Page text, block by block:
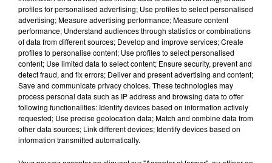
gabe-gottes
Tarifs : 10 euros / adulte, 8 euros / enfant (- de 15 ans)
A partir de 5 ans
Mine St-Louis Eisenthür: Exceptionnelle mine d'argent du
XVIe siècle, au réseau incroyable, cette mine est "la plus
belle mine d'argent de la Renaissance en Europe" (P.
Fluck). Restée intacte depuis 1570, venez vous immerger
profiles for personalised advertising; Use profiles to select personalised
advertising; Measure advertising performance; Measure content
performance; Understand audiences through statistics or combinations
of data from different sources; Develop and improve services; Create
profiles to personalise content; Use profiles to select personalised
content; Use limited data to select content; Ensure security, prevent and
detect fraud, and fix errors; Deliver and present advertising and content;
Save and communicate privacy choices. These technologies may
process personal data such as IP address and browsing data to offer
following functionalities: Identify devices based on information actively
requested; Use precise geolocation data; Match and combine data from
other data sources; Link different devices; Identify devices based on
information transmitted automatically.